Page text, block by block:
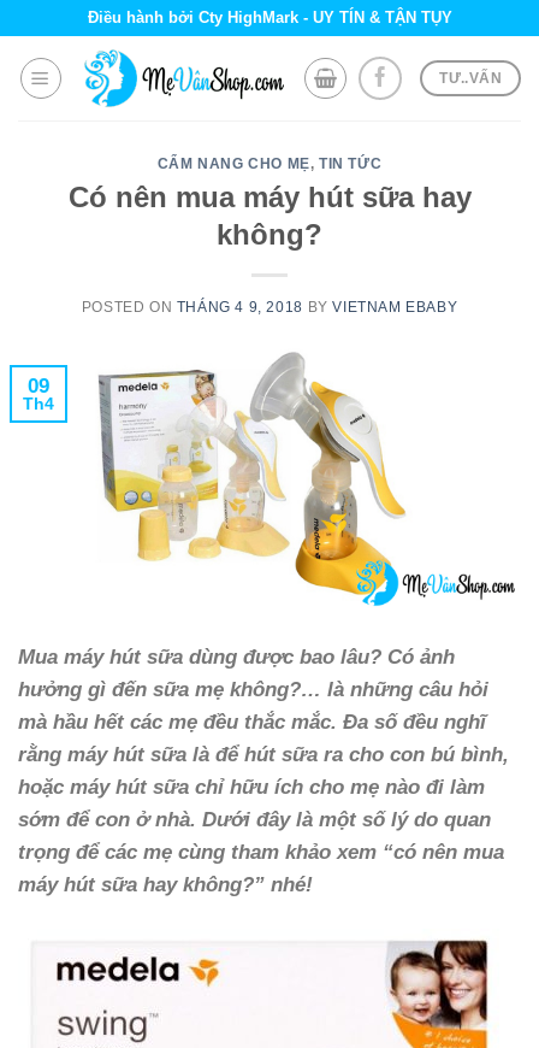
content
Điều hành bởi Cty HighMark - UY TÍN & TẬN TỤY
TƯ..VẤN
CẨM NANG CHO MẸ,TIN TỨC
Có nên mua máy hút sữa hay
không?
POSTED ON THÁNG 4 9, 2018 BYVIETNAM EBABY
09
Th4
Mua máy hút sữa dùng được bao lâu? Có ảnh
hưởng gì đến sữa mẹ không?… là những câu hỏi
mà hầu hết các mẹ đều thắc mắc. Đa số đều nghĩ
rằng máy hút sữa là để hút sữa ra cho con bú bình,
hoặc máy hút sữa chỉ hữu ích cho mẹ nào đi làm
sớm để con ở nhà. Dưới đây là một số lý do quan
trọng để các mẹ cùng tham khảo xem “có nên mua
máy hút sữa hay không?” nhé!